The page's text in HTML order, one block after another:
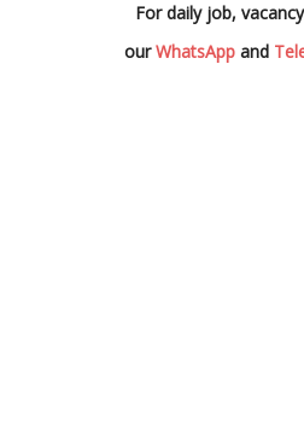
For daily job,
ourWhatsApp and